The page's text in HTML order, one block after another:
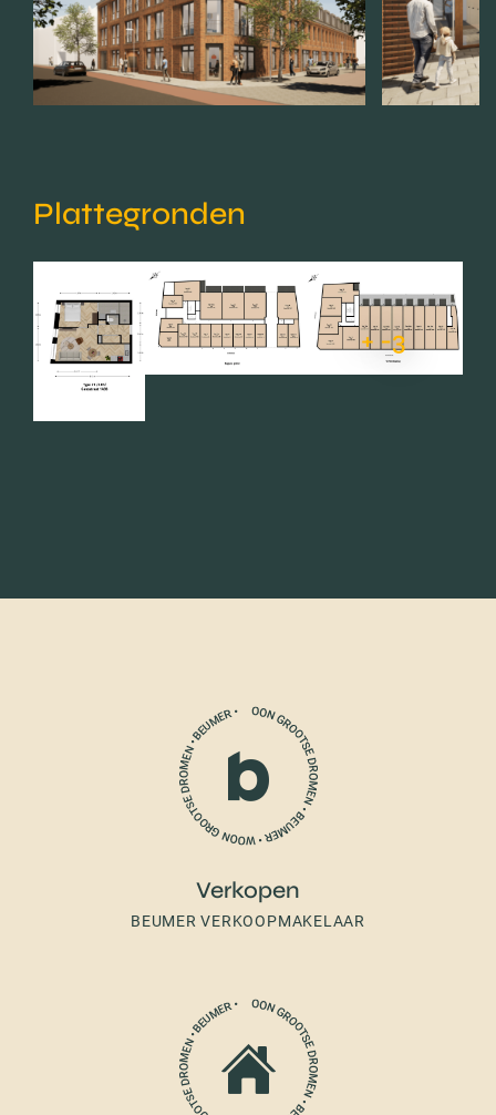
Plattegronden
+ -3
Verkopen
BEUMER VERKOOPMAKELAAR